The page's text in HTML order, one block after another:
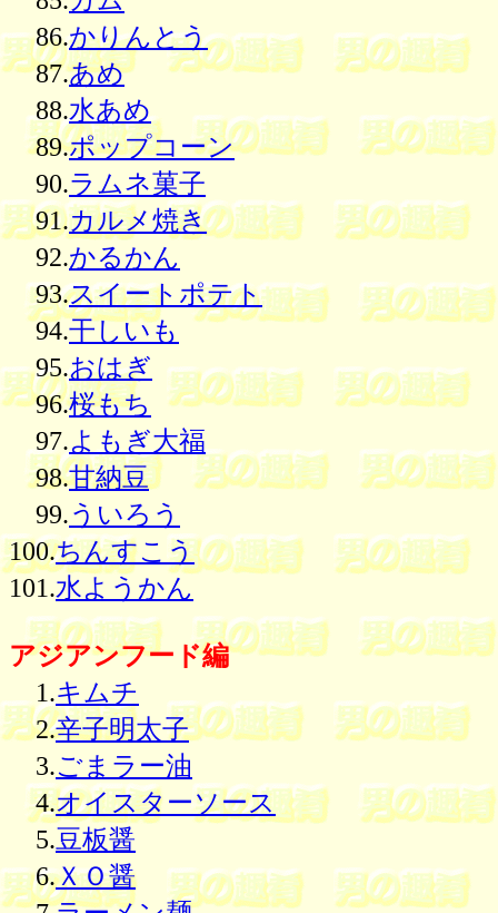
86.かりんとう
87.あめ
88.水あめ
89.ポップコーン
90.ラムネ菓子
91.カルメ焼き
92.かるかん
93.スイートポテト
94.干しいも
95.おはぎ
96.桜もち
97.よもぎ大福
98.甘納豆
99.ういろう
100.ちんすこう
101.水ようかん
アジアンフード編
1.キムチ
2.辛子明太子
3.ごまラー油
4.オイスターソース
5.豆板醤
6.ＸＯ醤